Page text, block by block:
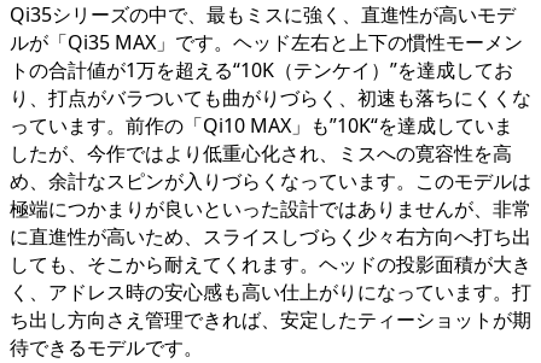
Qi35シリーズの中で、最もミスに強く、直進性が高いモデ
ルが「Qi35 MAX」です。ヘッド左右と上下の慣性モーメン
トの合計値が1万を超える“10K（テンケイ）”を達成してお
り、打点がバラついても曲がりづらく、初速も落ちにくくな
っています。前作の「Qi10 MAX」も”10K“を達成していま
したが、今作ではより低重心化され、ミスへの寛容性を高
め、余計なスピンが入りづらくなっています。このモデルは
極端につかまりが良いといった設計ではありませんが、非常
に直進性が高いため、スライスしづらく少々右方向へ打ち出
しても、そこから耐えてくれます。ヘッドの投影面積が大き
く、アドレス時の安心感も高い仕上がりになっています。打
ち出し方向さえ管理できれば、安定したティーショットが期
待できるモデルです。